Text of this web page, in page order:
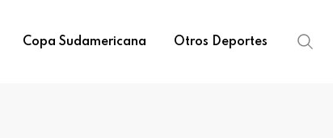
Copa Sudamericana Otros Deportes